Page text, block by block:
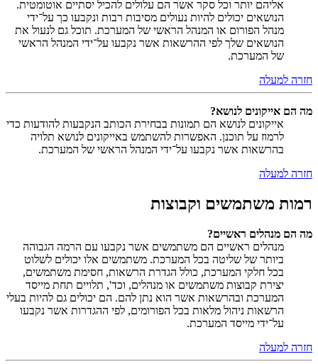
אליהם יותר וכל סקר אשר הם עלולים להכיל יסתיים אוטומטית.
הנושאים יכולים להיות נעולים מסיבות רבות ונקבעו כך על־ידי
מנהל הפורום או המנהל הראשי של המערכת. תוכל גם לנעול את
הנושאים שלך לפי ההרשאות אשר נקבעו על־ידי המנהל הראשי
של המערכת.
חזרה למעלה
מה הם אייקונים לנושא?
אייקונים לנושא הם תמונות בבחירת הכותב הנקבעות להודעות כדי
לרמוז על תוכנן. האפשרות להשתמש באייקונים לנושא תלויה
בהרשאות אשר נקבעו על־ידי המנהל הראשי של המערכת.
חזרה למעלה
רמות משתמשים וקבוצות
מה הם מנהלים ראשיים?
מנהלים ראשיים הם משתמשים אשר נקבעו עם הרמה הגבוהה
ביותר של שליטה בכל המערכת. משתמשים אלו יכולים לשלוט
בכל חלקי המערכת, כולל הגדרת הרשאות, חסימת משתמשים,
יצירת קבוצות משתמשים או מנהלים, וכד', תלויים תחת מייסד
המערכת ובהרשאות אשר הוא נתן להם. הם יכולים גם להיות בעלי
הרשאות ניהול מלאות בכל הפורומים, לפי ההגדרות אשר נקבעו
על־ידי מייסד המערכת.
חזרה למעלה